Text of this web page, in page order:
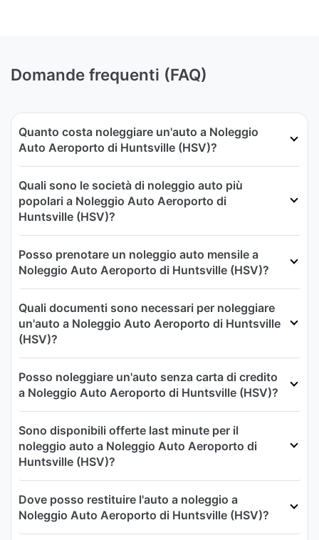
Domande frequenti (FAQ)
Quanto costa noleggiare un'auto a Noleggio
Auto Aeroporto di Huntsville (HSV)?
Quali sono le società di noleggio auto più
popolari a Noleggio Auto Aeroporto di
Huntsville (HSV)?
Posso prenotare un noleggio auto mensile a
Noleggio Auto Aeroporto di Huntsville (HSV)?
Quali documenti sono necessari per noleggiare
un'auto a Noleggio Auto Aeroporto di Huntsville
(HSV)?
Posso noleggiare un'auto senza carta di credito
a Noleggio Auto Aeroporto di Huntsville (HSV)?
Sono disponibili offerte last minute per il
noleggio auto a Noleggio Auto Aeroporto di
Huntsville (HSV)?
Dove posso restituire l'auto a noleggio a
Noleggio Auto Aeroporto di Huntsville (HSV)?